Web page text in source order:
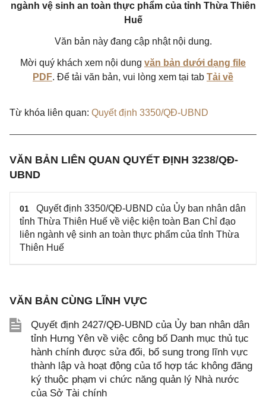
ngành vệ sinh an toàn thực phẩm của tỉnh Thừa Thiên
Huế
Văn bản này đang cập nhật nội dung.
Mời quý khách xem nội dung văn bản dưới dạng file
PDF. Để tải văn bản, vui lòng xem tại tab Tải về
Từ khóa liên quan: Quyết định 3350/QĐ-UBND
VĂN BẢN LIÊN QUAN QUYẾT ĐỊNH 3238/QĐ-
UBND
01
Quyết định 3350/QĐ-UBND của Ủy ban nhân dân
tỉnh Thừa Thiên Huế về việc kiện toàn Ban Chỉ đạo
liên ngành vệ sinh an toàn thực phẩm của tỉnh Thừa
Thiên Huế
VĂN BẢN CÙNG LĨNH VỰC
Quyết định 2427/QĐ-UBND của Ủy ban nhân dân
tỉnh Hưng Yên về việc công bố Danh mục thủ tục
hành chính được sửa đổi, bổ sung trong lĩnh vực
thành lập và hoạt động của tổ hợp tác không đăng
ký thuộc phạm vi chức năng quản lý Nhà nước
của Sở Tài chính